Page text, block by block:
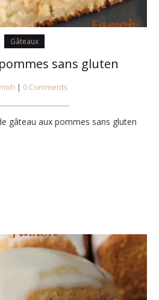
Gâteaux
sans gluten
| 0 Comments
gâteau aux pommes sans gluten